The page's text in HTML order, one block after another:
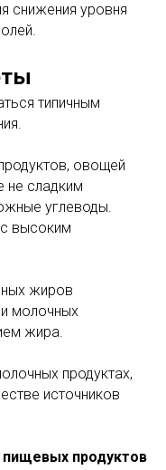
снижения уровня
типичным
овощей
не сладким
углеводы.
с высоким
жиров
молочных
жира.
продуктах,
источников
продуктов